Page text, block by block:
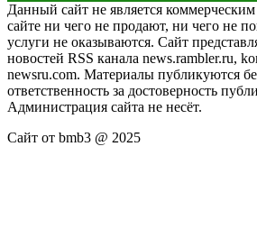
Данный сайт не является
сайте ни чего не продают, ни чего не
услуги не оказываются. Сайт
новостей RSS канала news.rambler.ru,
newsru.com. Материалы публикуются
ответственность за достоверность
Администрация сайта не несёт.
Сайт от bmb3 @ 2025